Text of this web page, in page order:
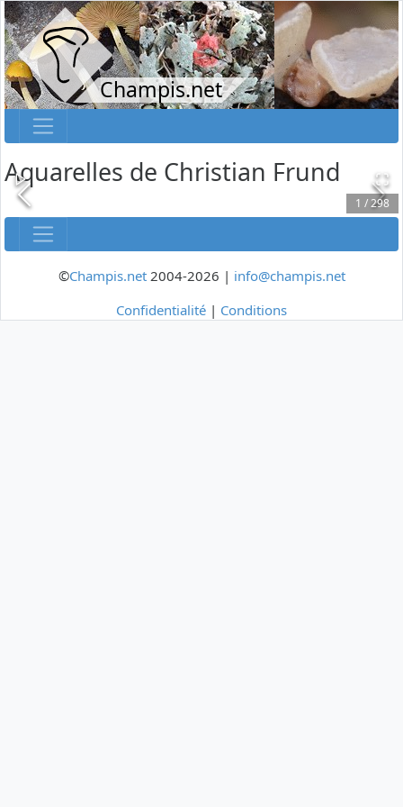
Champis.net
Aquarelles de Christian Frund
1 /298
©Champis.net2004-2026 | info@champis.net
Confidentialité | Conditions